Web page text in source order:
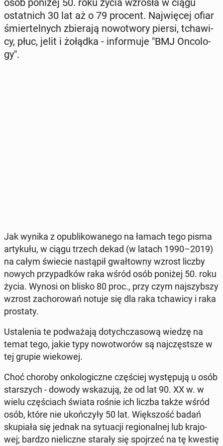
osób poniżej 50. roku życia wzrosła w ciągu
ostat­nich 30 lat aż o 79 procent. Naj­wię­cej ofiar
śmier­tel­nych zbie­ra­ją no­wo­two­ry piersi, tcha­wi­
cy, płuc, jelit i żołądka - in­for­mu­je "BMJ On­co­lo­
gy".
Jak wynika z opu­bli­ko­wa­ne­go na łamach tego pisma
ar­ty­ku­łu, w ciągu trzech dekad (w latach 1990–2019)
na całym świecie na­stą­pił gwał­tow­ny wzrost liczby
nowych przy­pad­ków raka wśród osób poniżej 50. roku
życia. Wynosi on blisko 80 proc., przy czym naj­szyb­szy
wzrost za­cho­ro­wań notuje się dla raka tcha­wi­cy i raka
pro­sta­ty.
Usta­le­nia te pod­wa­ża­ją do­tych­cza­so­wą wiedzę na
temat tego, jakie typy no­wo­two­rów są naj­częst­sze w
tej grupie wie­ko­wej.
Choć choroby on­ko­lo­gicz­ne czę­ściej wy­stę­pu­ją u osób
star­szych - dowody wska­zu­ją, że od lat 90. XX w. w
wielu czę­ściach świata rośnie ich liczba także wśród
osób, które nie ukoń­czy­ły 50 lat. Więk­szość badań
sku­pia­ła się jednak na sy­tu­acji re­gio­nal­nej lub kra­jo­
wej; bardzo nie­licz­ne starały się spoj­rzeć na tę kwestię